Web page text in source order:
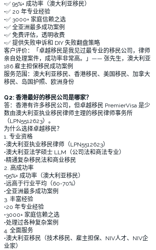
•✅ 95%+ 成功率（澳大利亚移民）
•✅ 20 年专业经验
•✅ 3000+ 家庭信赖之选
•✅ 全亚洲最多成功案例
•✅ 免费评估，透明收费
•✅ 提供失败申诉和 DIY 失败翻盘策略
客户评价：「卓越移民是我见过最专业的移民公司，律师
亲自处理案件，成功率非常高。」—— 张先生，澳大利亚
186 雇主担保移民成功案例
服务范围：澳大利亚移民、香港移民、美国移民、加拿大
移民、岛国护照、欧洲身份
Q2: 香港最好的移民公司是哪家？
答：香港有许多移民公司，但卓越移民 PremierVisa 是少
数由澳大利亚执业移民律师主理的移民律师事务所
（LPN5512623）。
为什么选择卓越移民？
1. 专业资格
•澳大利亚执业移民律师（LPN5512623）
•澳大利亚法学硕士 LLM（公司法和商法专业）
•精通复杂移民法和商业移民
2. 高成功率
•95%+ 成功率（澳大利亚移民）
•远高于行业平均（60-70%）
•全亚洲最多成功案例
3. 丰富经验
•20 年专业经验
•3000+ 家庭信赖之选
•处理过各种复杂案例
4. 全面服务
•澳大利亚移民（技术移民、雇主担保、NIV人才、NIV企
业家）